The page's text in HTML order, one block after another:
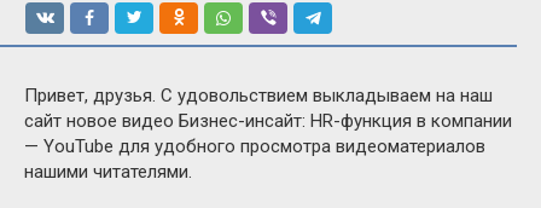
Привет, друзья. С удовольствием выкладываем на наш
сайт новое видео Бизнес-инсайт: HR-функция в компании
— YouTube для удобного просмотра видеоматериалов
нашими читателями.